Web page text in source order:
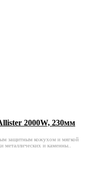
2000W, 230мм
защитным кожухом и мягкой
металлических и каменны..